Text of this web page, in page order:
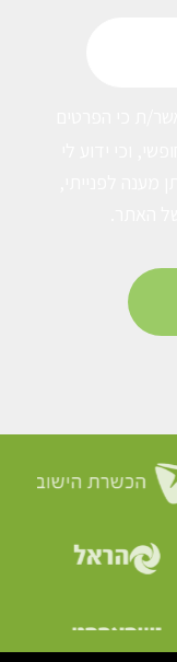
קמפיינים